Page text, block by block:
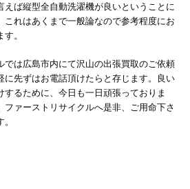
えば縦型全自動洗濯機が良いということに
これはあくまで一般論なので参考程度にお
。
では広島市内にて沢山の出張買取のご依頼
に先ずはお電話頂けたらと存じます。良い
るために、今日も一日頑張っておりま
ァーストリサイクルへ是非、ご用命下さ